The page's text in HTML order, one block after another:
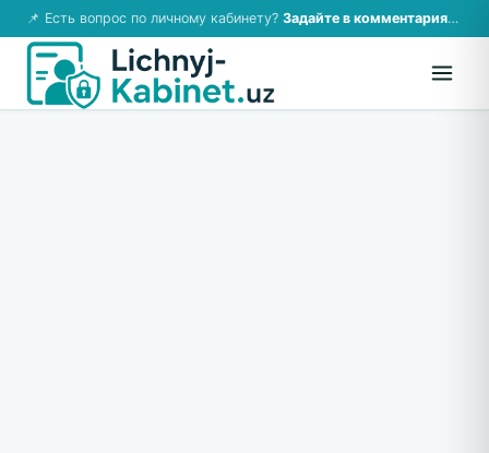
📌 Есть вопрос по личному кабинету? Задайте в комментариях — ответим!